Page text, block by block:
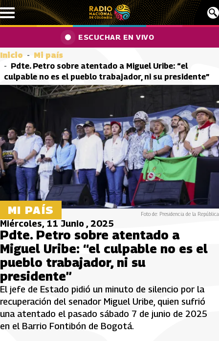
Pasar al contenido principal
ESCUCHAR EN VIVO
Inicio
Mi país
Pdte. Petro sobre atentado a Miguel Uribe: “el
culpable no es el pueblo trabajador, ni su presidente”
MI PAÍS Foto de: Presidencia de la República
Miércoles, 11 Junio , 2025
Pdte. Petro sobre atentado a
Miguel Uribe: “el culpable no es el
pueblo trabajador, ni su
presidente”
El jefe de Estado pidió un minuto de silencio por la
recuperación del senador Miguel Uribe, quien sufrió
una atentado el pasado sábado 7 de junio de 2025
en el Barrio Fontibón de Bogotá.